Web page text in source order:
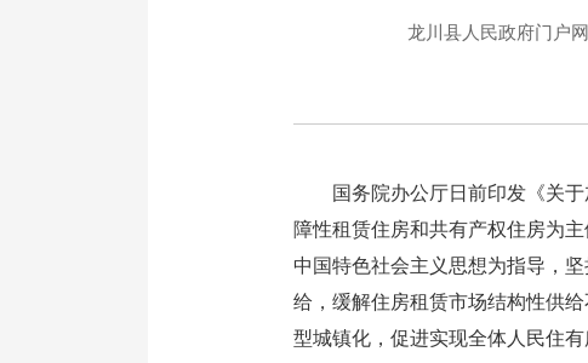
龙川县人民政府门户
国务院办公厅日前印发《关于
障性租赁住房和共有产权住房为
中国特色社会主义思想为指导，
给，缓解住房租赁市场结构性供
型城镇化，促进实现全体人民住